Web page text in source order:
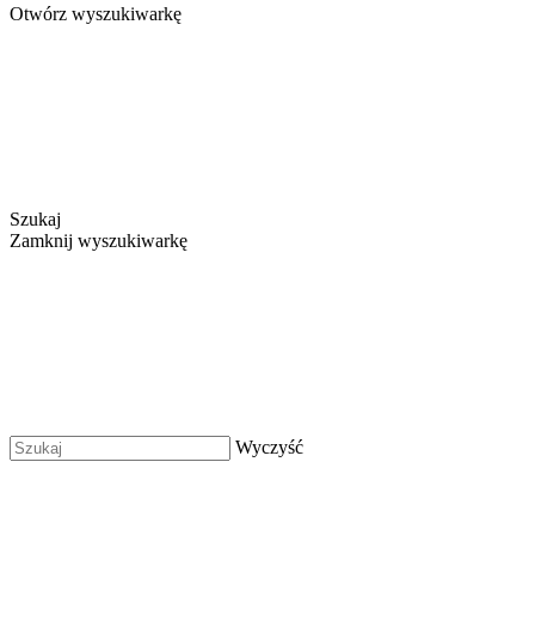
Otwórz wyszukiwarkę
Szukaj
Zamknij wyszukiwarkę
Wyczyść